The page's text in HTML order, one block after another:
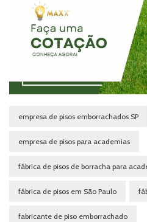
empresa de pisos emborrachados SP
empresa de pisos para academias
fábrica de pisos de borracha para
fábrica de pisos em São Paulo
fabricante de piso emborrachado